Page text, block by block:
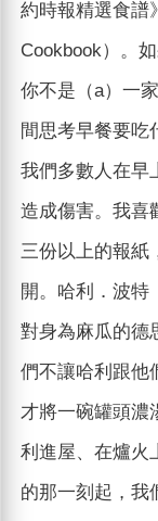
約時報精選食譜
Cookbook）。
你不是（a）一
間思考早餐要吃
我們多數人在早
造成傷害。我喜
三份以上的報紙
開。哈利．波特
對身為麻瓜的德
們不讓哈利跟他
才將一碗罐頭濃
利進屋、在爐火
的那一刻起，我